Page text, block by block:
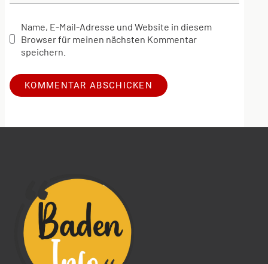
Name, E-Mail-Adresse und Website in diesem
Browser für meinen nächsten Kommentar
speichern.